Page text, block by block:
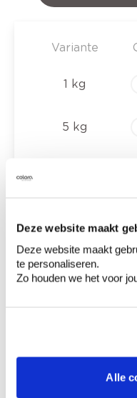
Deze website maakt
Deze website maakt
te personaliseren.
Zo houden we het voor
Alle
Variante
1 kg
5 kg
Options de
Livraison à
Commandé en